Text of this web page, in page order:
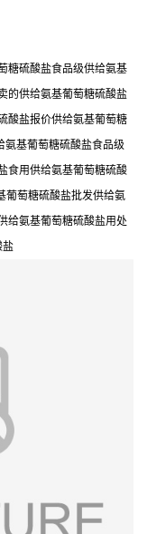
糖硫酸盐食品级供给氨基
的供给氨基葡萄糖硫酸盐
酸盐报价供给氨基葡萄糖
氨基葡萄糖硫酸盐食品级
食用供给氨基葡萄糖硫酸
葡萄糖硫酸盐批发供给氨
给氨基葡萄糖硫酸盐用处
盐